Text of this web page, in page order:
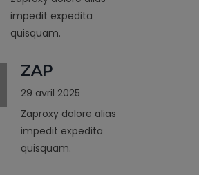
impedit expedita
quisquam.
ZAP
29 avril 2025
Zaproxy dolore alias
impedit expedita
quisquam.